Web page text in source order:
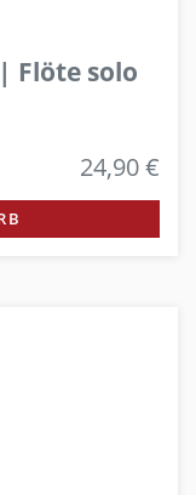
Flöte solo
24,90 €